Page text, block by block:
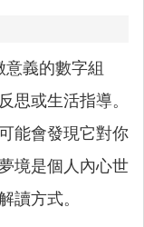
意義的數字組
思或生活指導。
能會發現它對你
境是個人內心世
讀方式。